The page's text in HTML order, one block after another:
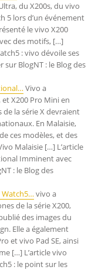
du X200s, du vivo
5 lors d’un événement
le vivo X200
des motifs, […]
: vivo dévoile ses
BlogNT : le Blog des
Vivo a
X200 Pro Mini en
la série X devraient
En Malaisie,
ces modèles, et des
Malaisie […] L’article
Imminent avec
: le Blog des
Watch5…vivo a
de la série X200,
des images du
Elle a également
et vivo Pad SE, ainsi
[…] L’article vivo
: le point sur les